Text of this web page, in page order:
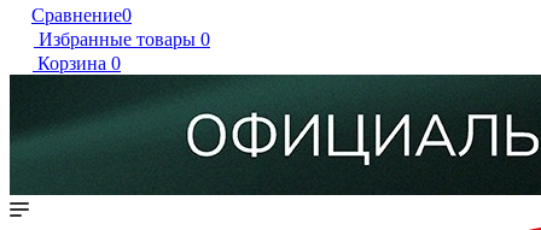
Сравнение0
Избранные товары 0
Корзина 0